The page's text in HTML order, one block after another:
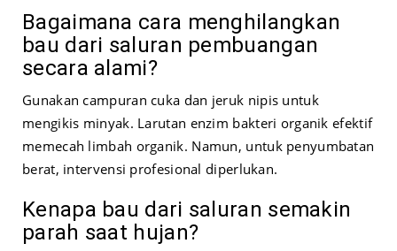
Bagaimana cara menghilangkan
bau dari saluran pembuangan
secara alami?
Gunakan campuran cuka dan jeruk nipis untuk
mengikis minyak. Larutan enzim bakteri organik efektif
memecah limbah organik. Namun, untuk penyumbatan
berat, intervensi profesional diperlukan.
Kenapa bau dari saluran semakin
parah saat hujan?